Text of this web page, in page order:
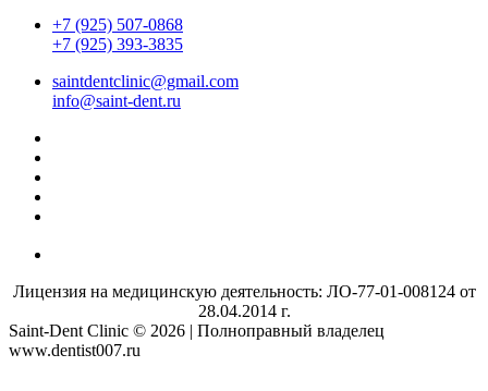
+7 (925) 507-0868
+7 (925) 393-3835
saintdentclinic@gmail.com
info@saint-dent.ru
Лицензия на медицинскую деятельность: ЛО-77-01-008124 от
28.04.2014 г.
Saint-Dent Clinic © 2026 | Полноправный владелец
www.dentist007.ru